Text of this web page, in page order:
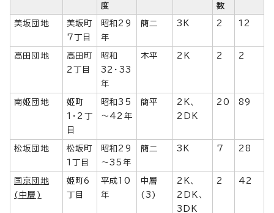
度
数
美坂団地
美坂町
7丁目
昭和29
年
簡二 3K 2 12
高田団地
高田町
2丁目
昭和
32・33
年
木平 2K 2 2
南姫団地
姫町
1・2丁
目
昭和35
～42年
簡平
2K、
2DK
20 89
松坂団地
松坂町
1丁目
昭和29
～35年
簡二 3K 7 28
国京団地
(中層)
姫町6
丁目
平成10
年
中層
(3)
2K、
2DK、
3DK
2 42